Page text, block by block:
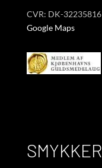
CVR: DK-32235816
Google Maps
SMYKKER